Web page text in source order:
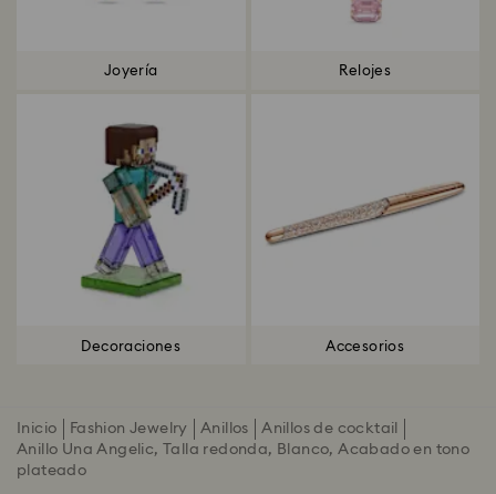
Joyería Relojes
Decoraciones Accesorios
Inicio Fashion Jewelry Anillos
Anillos de cocktail
Anillo Una Angelic, Talla redonda, Blanco, Acabado en tono
plateado